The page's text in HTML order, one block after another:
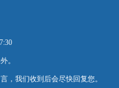
。
，我们收到后会尽快回复您。